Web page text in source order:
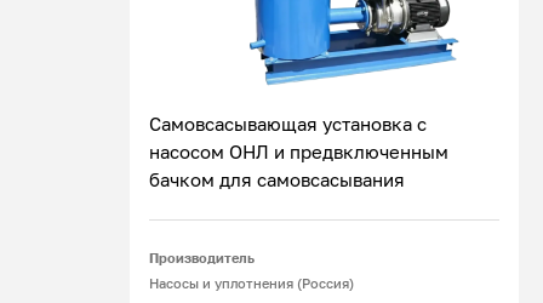
Самовсасывающая установка с
насосом ОНЛ и предвключенным
бачком для самовсасывания
Производитель
Насосы и уплотнения (Россия)